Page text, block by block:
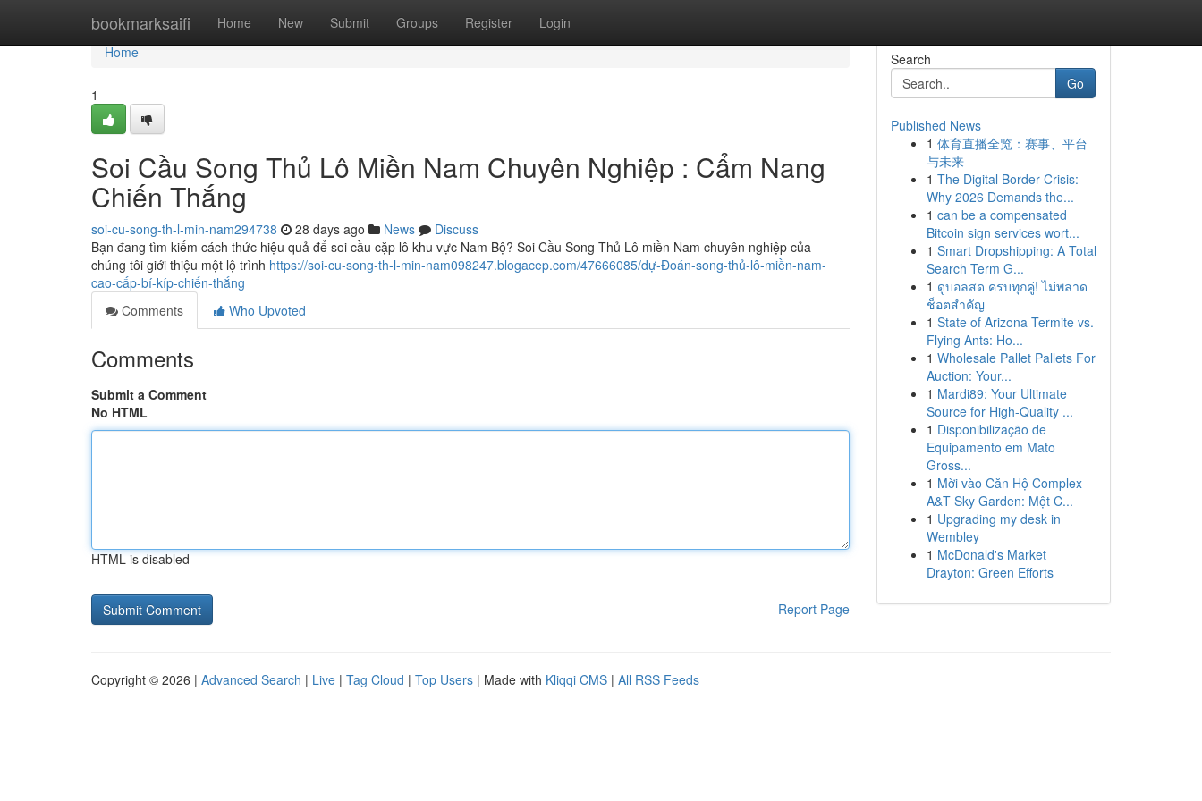
bookmarksaifi Home New Submit Groups Register Login
Home
Home
1
Soi Cầu Song Thủ Lô Miền Nam Chuyên Nghiệp : Cẩm Nang
Chiến Thắng
soi-cu-song-th-l-min-nam294738 28 days ago News
Discuss
Bạn đang tìm kiếm cách thức hiệu quả để soi cầu cặp lô khu vực Nam Bộ? Soi Cầu Song Thủ Lô miền Nam chuyên nghiệp của
chúng tôi giới thiệu một lộ trình https://soi-cu-song-th-l-min-nam098247.blogacep.com/47666085/dự-Đoán-song-thủ-lô-miền-nam-
cao-cấp-bí-kíp-chiến-thắng
Comments
Who Upvoted
Comments
Submit a Comment
No HTML
HTML is disabled
Report Page
Search
Go
Published News
1 体育直播全览：赛事、平台
与未来
1 The Digital Border Crisis:
Why 2026 Demands the...
1 can be a compensated
Bitcoin sign services wort...
1 Smart Dropshipping: A Total
Search Term G...
1 ดูบอลสด ครบทุกคู่! ไม่พลาด
ช็อตสำคัญ
1 State of Arizona Termite vs.
Flying Ants: Ho...
1 Wholesale Pallet Pallets For
Auction: Your...
1 Mardi89: Your Ultimate
Source for High-Quality ...
1 Disponibilização de
Equipamento em Mato
Gross...
1 Mời vào Căn Hộ Complex
A&T Sky Garden: Một C...
1 Upgrading my desk in
Wembley
1 McDonald's Market
Drayton: Green Efforts
Copyright © 2026 | Advanced Search | Live | Tag Cloud | Top Users | Made with Kliqqi CMS | All RSS Feeds